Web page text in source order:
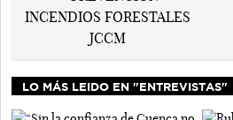
LO MÁS LEIDO EN "ENTREVISTAS"